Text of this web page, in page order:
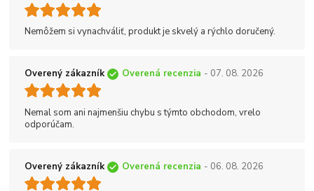
Nemôžem si vynachváliť, produkt je skvelý a rýchlo doručený.
Overený zákazník Overená recenzia - 07. 08. 2026
Nemal som ani najmenšiu chybu s týmto obchodom, vrelo
odporúčam.
Overený zákazník Overená recenzia - 06. 08. 2026